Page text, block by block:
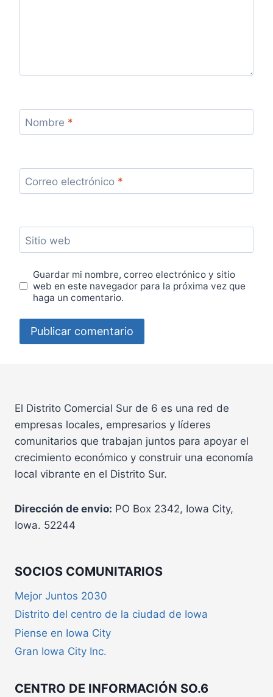
Nombre *
Correo electrónico *
Sitio web
Guardar mi nombre, correo electrónico y sitio
web en este navegador para la próxima vez que
haga un comentario.
El Distrito Comercial Sur de 6 es una red de
empresas locales, empresarios y líderes
comunitarios que trabajan juntos para apoyar el
crecimiento económico y construir una economía
local vibrante en el Distrito Sur.
Dirección de envio: PO Box 2342, Iowa City,
Iowa. 52244
SOCIOS COMUNITARIOS
Mejor Juntos 2030
Distrito del centro de la ciudad de Iowa
Piense en Iowa City
Gran Iowa City Inc.
CENTRO DE INFORMACIÓN SO.6